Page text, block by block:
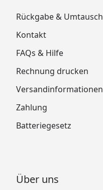
Rückgabe & Umtausch
Kontakt
FAQs & Hilfe
Rechnung drucken
Versandinformationen
Zahlung
Batteriegesetz
Über uns